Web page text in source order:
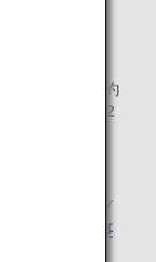
る際に、ご予約
す（発券の72
、ANAウェブ
ビスです。
事